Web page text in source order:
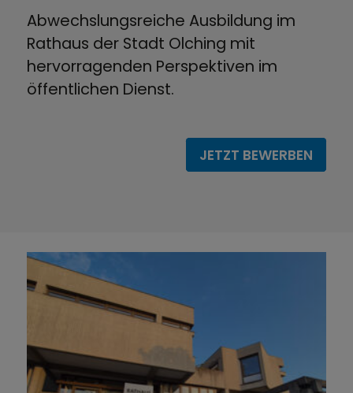
Abwechslungsreiche Ausbildung im
Rathaus der Stadt Olching mit
hervorragenden Perspektiven im
öffentlichen Dienst.
JETZT BEWERBEN